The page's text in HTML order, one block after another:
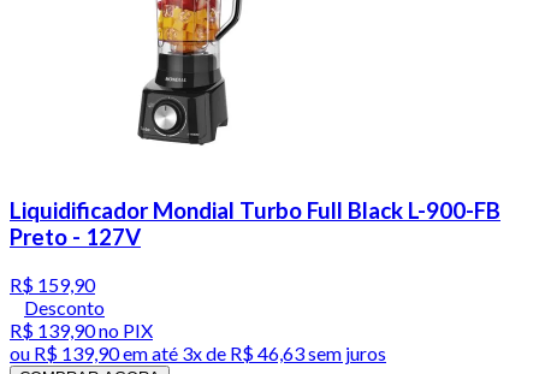
Liquidificador Mondial Turbo Full Black L-900-FB
Preto - 127V
R$ 159,90
Desconto
R$ 139,90no PIX
ou R$ 139,90em até 3x de R$ 46,63 sem juros